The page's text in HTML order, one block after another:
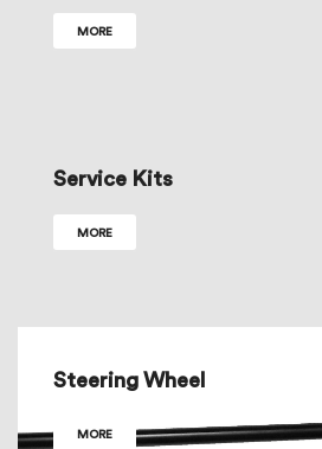
MORE
Service Kits
MORE
Steering Wheel
MORE